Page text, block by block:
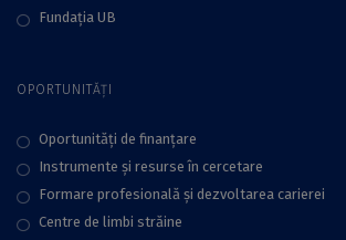
Fundaţia UB
OPORTUNITĂȚI
Oportunități de finanțare
Instrumente și resurse în cercetare
Formare profesională și dezvoltarea carierei
Centre de limbi străine